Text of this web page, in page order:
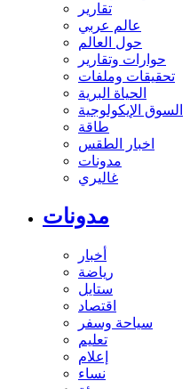
تقارير
عالم عربي
حول العالم
حوارات وتقارير
تحقيقات وملفات
الحياة البرية
السوق الإيكولوجية
طاقة
اخبار الطقس
مدونات
غاليري
مدونات
أخبار
رياضة
ستايل
اقتصاد
سياحة وسفر
تعليم
إعلام
نساء